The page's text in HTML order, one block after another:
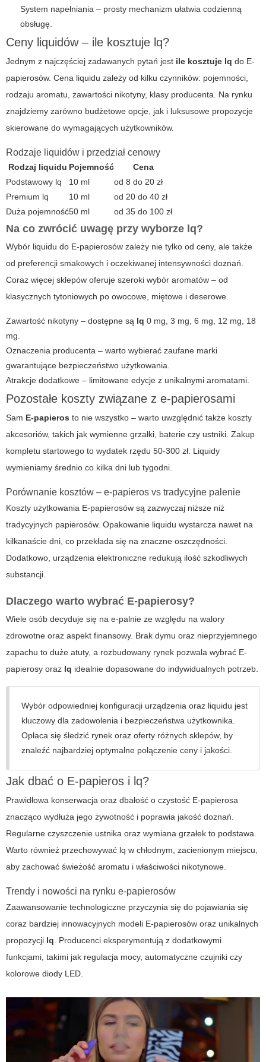
System napełniania – prosty mechanizm ułatwia codzienną
obsługę.
Ceny liquidów – ile kosztuje lq?
Jednym z najczęściej zadawanych pytań jest ile kosztuje lq do E-
papierosów. Cena liquidu zależy od kilku czynników: pojemności,
rodzaju aromatu, zawartości nikotyny, klasy producenta. Na rynku
znajdziemy zarówno budżetowe opcje, jak i luksusowe propozycje
skierowane do wymagających użytkowników.
Rodzaje liquidów i przedział cenowy
Rodzaj liquidu Pojemność
Cena
Podstawowy lq
10 ml
od 8 do 20 zł
Premium lq
10 ml
od 20 do 40 zł
Duża pojemność50 ml od 35 do 100 zł
Na co zwrócić uwagę przy wyborze lq?
Wybór liquidu do E-papierosów zależy nie tylko od ceny, ale także
od preferencji smakowych i oczekiwanej intensywności doznań.
Coraz więcej sklepów oferuje szeroki wybór aromatów – od
klasycznych tytoniowych po owocowe, miętowe i deserowe.
Zawartość nikotyny – dostępne są lq 0 mg, 3 mg, 6 mg, 12 mg, 18
mg.
Oznaczenia producenta – warto wybierać zaufane marki
gwarantujące bezpieczeństwo użytkowania.
Atrakcje dodatkowe – limitowane edycje z unikalnymi aromatami.
Pozostałe koszty związane z e-papierosami
Sam E-papieros to nie wszystko – warto uwzględnić także koszty
akcesoriów, takich jak wymienne grzałki, baterie czy ustniki. Zakup
kompletu startowego to wydatek rzędu 50-300 zł. Liquidy
wymieniamy średnio co kilka dni lub tygodni.
Porównanie kosztów – e-papieros vs tradycyjne palenie
Koszty użytkowania E-papierosów są zazwyczaj niższe niż
tradycyjnych papierosów. Opakowanie liquidu wystarcza nawet na
kilkanaście dni, co przekłada się na znaczne oszczędności.
Dodatkowo, urządzenia elektroniczne redukują ilość szkodliwych
substancji.
Dlaczego warto wybrać E-papierosy?
Wiele osób decyduje się na e-palnie ze względu na walory
zdrowotne oraz aspekt finansowy. Brak dymu oraz nieprzyjemnego
zapachu to duże atuty, a rozbudowany rynek pozwala wybrać E-
papierosy oraz lq idealnie dopasowane do indywidualnych potrzeb.
Wybór odpowiedniej konfiguracji urządzenia oraz liquidu jest
kluczowy dla zadowolenia i bezpieczeństwa użytkownika.
Opłaca się śledzić rynek oraz oferty różnych sklepów, by
znaleźć najbardziej optymalne połączenie ceny i jakości.
Jak dbać o E-papieros i lq?
Prawidłowa konserwacja oraz dbałość o czystość E-papierosa
znacząco wydłuża jego żywotność i poprawia jakość doznań.
Regularne czyszczenie ustnika oraz wymiana grzałek to podstawa.
Warto również przechowywać lq w chłodnym, zacienionym miejscu,
aby zachować świeżość aromatu i właściwości nikotynowe.
Trendy i nowości na rynku e-papierosów
Zaawansowanie technologiczne przyczynia się do pojawiania się
coraz bardziej innowacyjnych modeli E-papierosów oraz unikalnych
propozycji lq. Producenci eksperymentują z dodatkowymi
funkcjami, takimi jak regulacja mocy, automatyczne czujniki czy
kolorowe diody LED.